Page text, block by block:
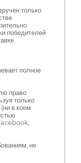
только
победителей
полное
право
только
в коем
не